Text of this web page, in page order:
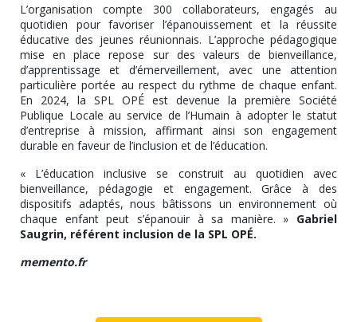
L’organisation compte 300 collaborateurs, engagés au
quotidien pour favoriser l’épanouissement et la réussite
éducative des jeunes réunionnais. L’approche pédagogique
mise en place repose sur des valeurs de bienveillance,
d’apprentissage et d’émerveillement, avec une attention
particulière portée au respect du rythme de chaque enfant.
En 2024, la SPL OPÉ est devenue la première Société
Publique Locale au service de l’Humain à adopter le statut
d’entreprise à mission, affirmant ainsi son engagement
durable en faveur de l’inclusion et de l’éducation.
« L’éducation inclusive se construit au quotidien avec
bienveillance, pédagogie et engagement. Grâce à des
dispositifs adaptés, nous bâtissons un environnement où
chaque enfant peut s’épanouir à sa manière. » Gabriel
Saugrin, référent inclusion de la SPL OPÉ.
memento.fr